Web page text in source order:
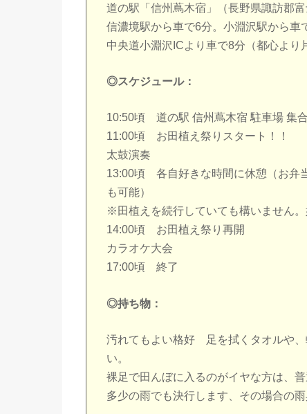
道の駅「信州蔦木宿」（長野県諏訪郡
信濃境駅から車で6分。小淵沢駅から車
中央道小淵沢ICより車で8分（都心より
◎スケジュール：
10:50頃 道の駅 信州蔦木宿 駐車場 集
11:00頃 お田植え祭りスタート！！
太鼓演奏
13:00頃 各自好きな時間に休憩（お弁
も可能）
※田植えを続行していても構いません。
14:00頃 お田植え祭り再開
カラオケ大会
17:00頃 終了
◎持ち物：
汚れてもよい格好 足を拭くタオルや、
い。
裸足で田んぼに入るのがイヤな方は、
多少の雨でも決行します、その場合の雨